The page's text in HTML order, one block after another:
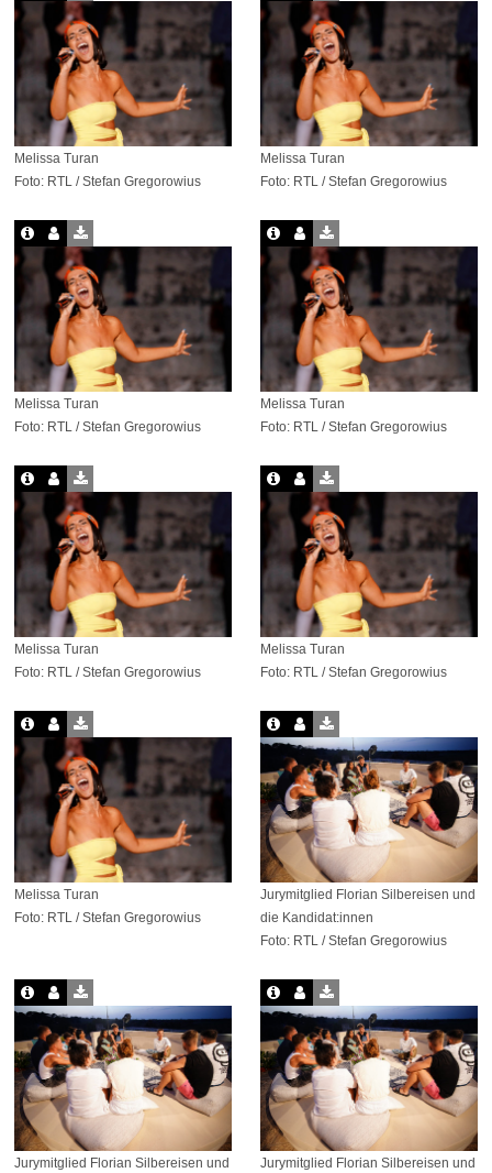
Melissa Turan
Foto: RTL / Stefan Gregorowius
Melissa Turan
Foto: RTL / Stefan Gregorowius
Melissa Turan
Foto: RTL / Stefan Gregorowius
Melissa Turan
Foto: RTL / Stefan Gregorowius
Melissa Turan
Foto: RTL / Stefan Gregorowius
Melissa Turan
Foto: RTL / Stefan Gregorowius
Melissa Turan
Foto: RTL / Stefan Gregorowius
Jurymitglied Florian Silbereisen und
die Kandidat:innen
Foto: RTL / Stefan Gregorowius
Jurymitglied Florian Silbereisen und
Jurymitglied Florian Silbereisen und